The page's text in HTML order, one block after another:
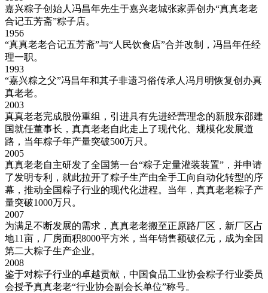
嘉兴粽子创始人冯昌年先生于嘉兴老城张家弄创办“真真老老
合记五芳斋”粽子店。
1956
“真真老老合记五芳斋”与“人民饮食店”合并改制，冯昌年任经
理一职。
1993
“嘉兴粽之父”冯昌年和其子非遗习俗传承人冯月明恢复创办真
真老老。
2003
真真老老完成股份重组，引进具有先进经营理念的新股东邵建
国就任董事长，真真老老自此走上了现代化、规模化发展道
路，当年粽子年产量突破500万只。
2005
真真老老自主研发了全国第一台“粽子定量灌装装置”，并申请
了发明专利，就此拉开了粽子生产由全手工向自动化转型的序
幕，推动全国粽子行业的现代化进程。当年，真真老老粽子产
量突破1000万只。
2007
为满足不断发展的需求，真真老老搬至正原路厂区，新厂区占
地11亩，厂房面积8000平方米，当年销售额破亿元，成为全国
第二大粽子生产企业。
2008
鉴于对粽子行业的卓越贡献，中国食品工业协会粽子行业委员
会授予真真老老“行业协会副会长单位”称号。